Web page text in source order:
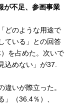
が不足、参画事業
どのような用途で
ている」との回答
を占めた。次いで
込めない」が37.
いが際立った。
（36.4％）、